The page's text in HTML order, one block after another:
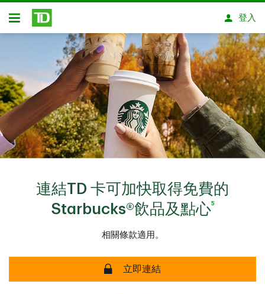
略過進入主要內容
開放式房屋貸款
登入
連結TD 卡可加快取得免費的
Starbucks®飲品及點心5
相關條款適用。
立即連結